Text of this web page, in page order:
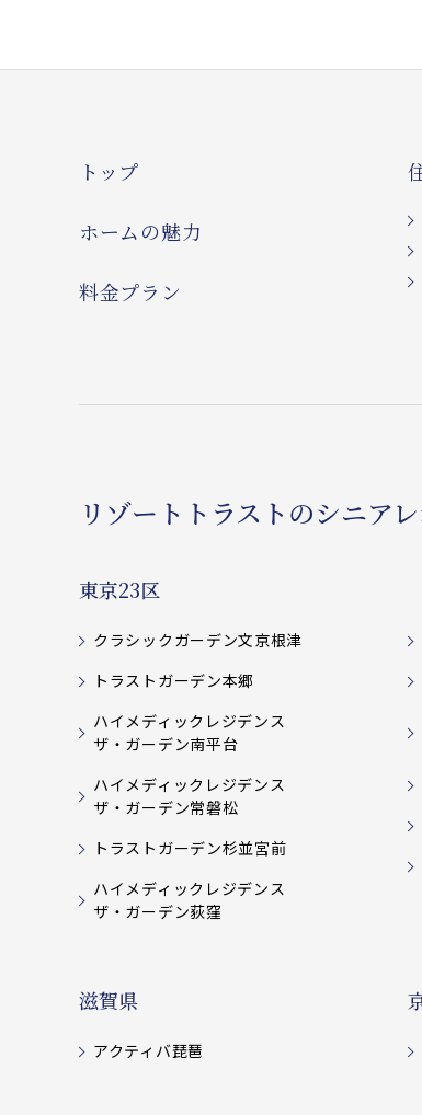
トップ
ホームの魅力
料金プラン
リゾートトラストのシニア
東京23区
クラシックガーデン文京根津
トラストガーデン本郷
ハイメディックレジデンス
ザ・ガーデン南平台
ハイメディックレジデンス
ザ・ガーデン常磐松
トラストガーデン杉並宮前
ハイメディックレジデンス
ザ・ガーデン荻窪
滋賀県
アクティバ琵琶